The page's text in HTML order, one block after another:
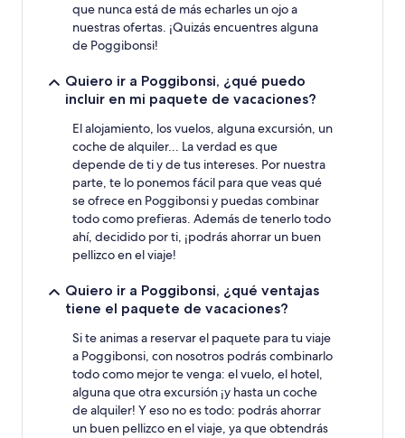
que nunca está de más echarles un ojo a
nuestras ofertas. ¡Quizás encuentres alguna
de Poggibonsi!
Quiero ir a Poggibonsi, ¿qué puedo
incluir en mi paquete de vacaciones?
El alojamiento, los vuelos, alguna excursión, un
coche de alquiler... La verdad es que
depende de ti y de tus intereses. Por nuestra
parte, te lo ponemos fácil para que veas qué
se ofrece en Poggibonsi y puedas combinar
todo como prefieras. Además de tenerlo todo
ahí, decidido por ti, ¡podrás ahorrar un buen
pellizco en el viaje!
Quiero ir a Poggibonsi, ¿qué ventajas
tiene el paquete de vacaciones?
Si te animas a reservar el paquete para tu viaje
a Poggibonsi, con nosotros podrás combinarlo
todo como mejor te venga: el vuelo, el hotel,
alguna que otra excursión ¡y hasta un coche
de alquiler! Y eso no es todo: podrás ahorrar
un buen pellizco en el viaje, ya que obtendrás